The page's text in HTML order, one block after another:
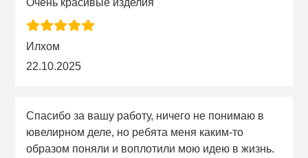
Илхом
22.10.2025
Спасибо за вашу работу, ничего не понимаю в
ювелирном деле, но ребята меня каким-то
образом поняли и воплотили мою идею в жизнь.